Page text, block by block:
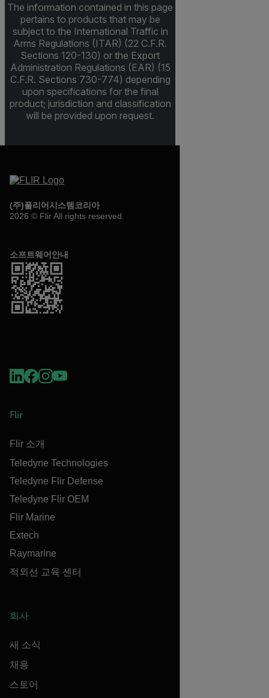
The information contained in this page
pertains to products that may be
subject to the International Traffic in
Arms Regulations (ITAR) (22 C.F.R.
Sections 120-130) or the Export
Administration Regulations (EAR) (15
C.F.R. Sections 730-774) depending
upon specifications for the final
product; jurisdiction and classification
will be provided upon request.
(주)플리어시스템코리아
2026 © Flir All rights reserved.
소프트웨어안내
Flir
Flir 소개
Teledyne Technologies
Teledyne Flir Defense
Teledyne Flir OEM
Flir Marine
Extech
Raymarine
적외선 교육 센터
회사
새 소식
채용
스토어